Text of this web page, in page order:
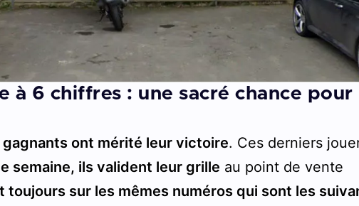
à 6 chiffres : une sacré chance pour
gagnants ont mérité leur victoire. Ces derniers
semaine, ils valident leur grille au point de vente
toujours sur les mêmes numéros qui sont les